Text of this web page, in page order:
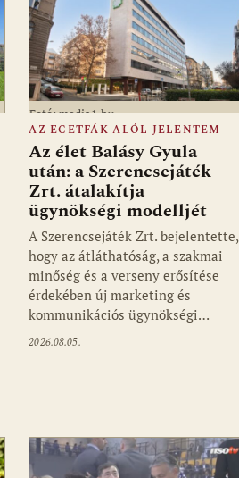
Fotó: media1.hu
AZ ECETFÁK ALÓL JELENTEM
Az élet Balásy Gyula
után: a Szerencsejáték
Zrt. átalakítja
ügynökségi modelljét
A Szerencsejáték Zrt. bejelentette,
hogy az átláthatóság, a szakmai
minőség és a verseny erősítése
érdekében új marketing és
kommunikációs ügynökségi…
2026.08.05.